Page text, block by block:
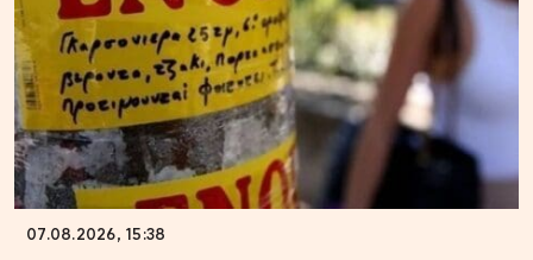
07.08.2026, 15:38